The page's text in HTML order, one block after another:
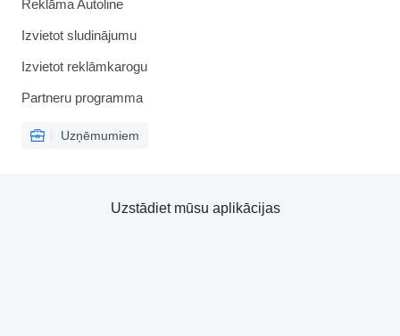
Reklāma Autoline
Izvietot sludinājumu
Izvietot reklāmkarogu
Partneru programma
Uzņēmumiem
Uzstādiet mūsu aplikācijas